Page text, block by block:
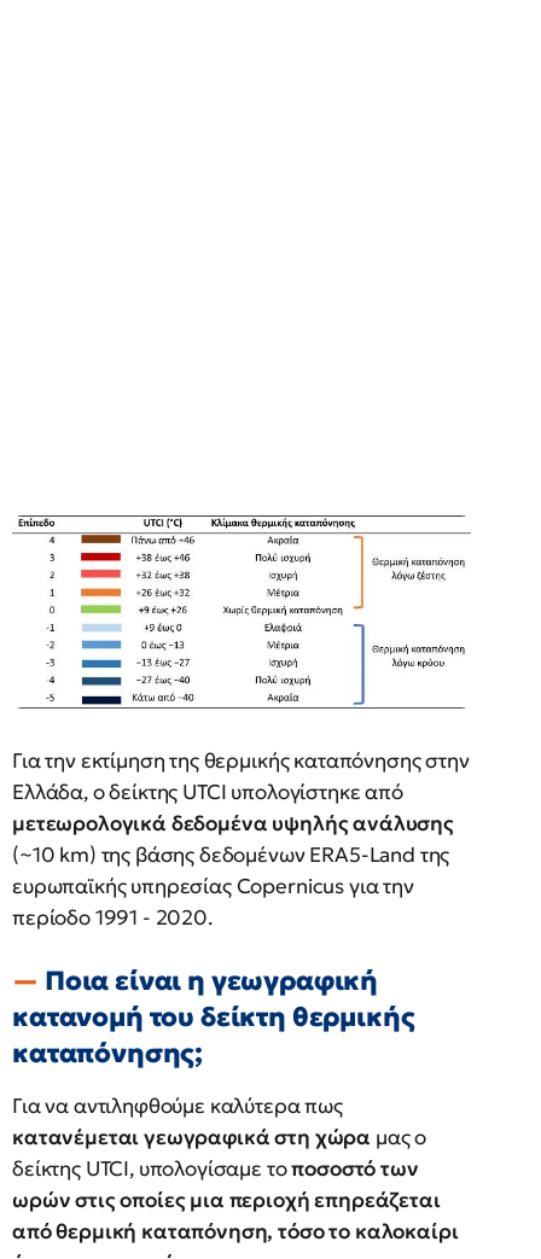
Για την εκτίμηση της θερμικής καταπόνησης στην
Ελλάδα, ο δείκτης UTCI υπολογίστηκε από
μετεωρολογικά δεδομένα υψηλής ανάλυσης
(~10 km) της βάσης δεδομένων ERA5-Land της
ευρωπαϊκής υπηρεσίας Copernicus για την
περίοδο 1991 - 2020.
Ποια είναι η γεωγραφική
κατανομή του δείκτη θερμικής
καταπόνησης;
Για να αντιληφθούμε καλύτερα πως
κατανέμεται γεωγραφικά στη χώρα μας ο
δείκτης UTCI, υπολογίσαμε τοποσοστό των
ωρών στις οποίες μια περιοχή επηρεάζεται
από θερμική καταπόνηση, τόσο το καλοκαίρι